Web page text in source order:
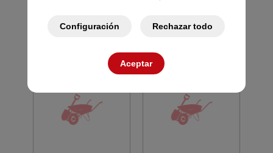
Configuración Rechazar todo
Aceptar